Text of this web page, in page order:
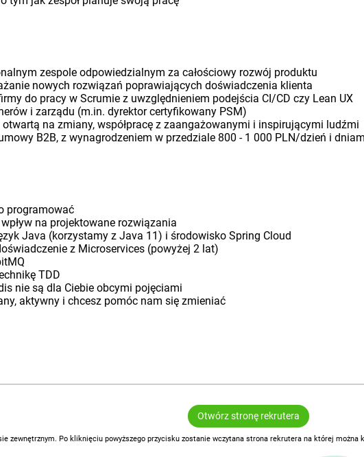
zespole odpowiedzialnym za całościowy rozwój produktu
nowych rozwiązań poprawiających doświadczenia klienta
do pracy w Scrumie z uwzględnieniem podejścia CI/CD czy Lean UX
i zarządu (m.in. dyrektor certyfikowany PSM)
na zmiany, współpracę z zaangażowanymi i inspirującymi ludźmi
B2B, z wynagrodzeniem w przedziale 800 - 1 000 PLN/dzień i
programować
na projektowane rozwiązania
Java (korzystamy z Java 11) i środowisko Spring Cloud
z Microservices (powyżej 2 lat)
TDD
nie są dla Ciebie obcymi pojęciami
aktywny i chcesz pomóc nam się zmieniać
Otwórz stronę rekrutera
zewnętrznym. Po kliknięciu powyższego przycisku zostanie wczytana strona rekrutera na której można